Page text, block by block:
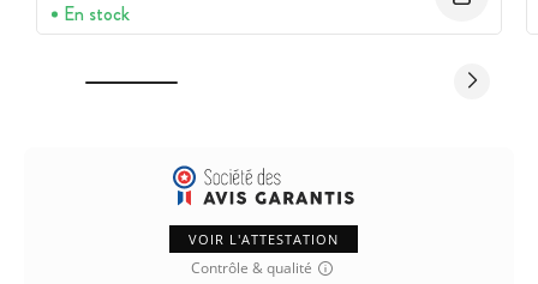
En stock
VOIR L'ATTESTATION
Contrôle & qualité